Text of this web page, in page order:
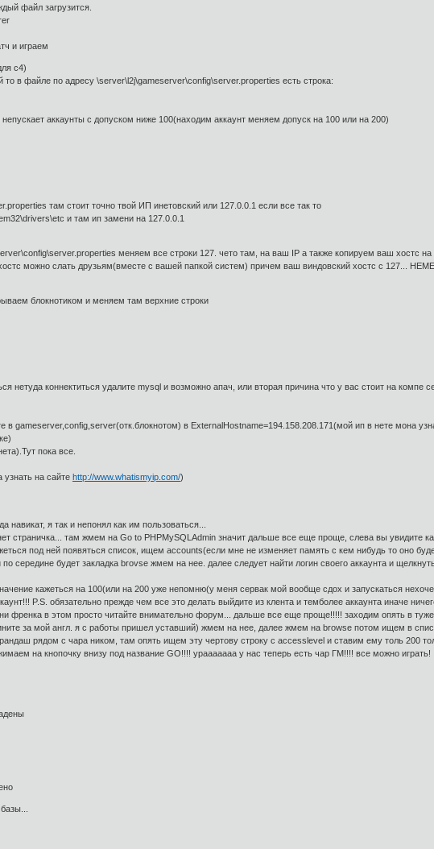
файл загрузится.
и играем
с4)
то в файле по адресу \server\l2j\gameserver\config\server.properties есть строка:
аккаунты с допуском ниже 100(находим аккаунт меняем допуск на 100 или на 200)
там стоит точно твой ИП инетовский или 127.0.0.1 если все так то
и там ип замени на 127.0.0.1
меняем все строки 127. чето там, на ваш IP а также копируем ваш хостс
можно слать друзьям(вместе с вашей папкой систем) причем ваш виндовский хостс с 127...
блокнотиком и меняем там верхние строки
нетуда коннектиться удалите mysql и возможно апач, или вторая причина что у вас стоит на компе
в gameserver,config,server(отк.блокнотом) в ExternalHostname=194.158.208.171(мой ип в нете мона
пока все.
узнать на сайтеhttp://www.whatismyip.com/)
я так и непонял как им пользоваться...
страничка... там жмем на Go to PHPMySQLAdmin значит дальше все еще проще, слева вы увидите
под ней появяться список, ищем accounts(если мне не изменяет память с кем нибудь то оно
середине будет закладка brovse жмем на нее. далее следует найти логин своего аккаунта и
кажеться на 100(или на 200 уже непомню(у меня сервак мой вообще сдох и запускаться
P.S. обязательно прежде чем все это делать выйдите из клента и темболее аккаунта иначе
френка в этом просто читайте внимательно форум... дальше все еще проще!!!!! заходим опять в
за мой англ. я с работы пришел уставший) жмем на нее, далее жмем на browse потом ищем в
рядом с чара ником, там опять ищем эту чертову строку с accesslevel и ставим ему толь 200
на кнопочку внизу под название GO!!!! урааааааа у нас теперь есть чар ГМ!!!! все можно играть!